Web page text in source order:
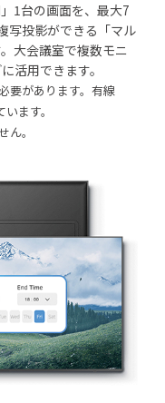
1台の画面を、最大7
写投影ができる「マル
大会議室で複数モニ
活用できます。
要があります。有線
ます。
。